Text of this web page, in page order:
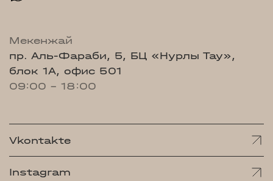
Мекенжай
пр. Аль-Фараби, 5, БЦ «Нурлы Тау»,
блок 1А, офис 501
09:00 - 18:00
Vkontakte
Instagram